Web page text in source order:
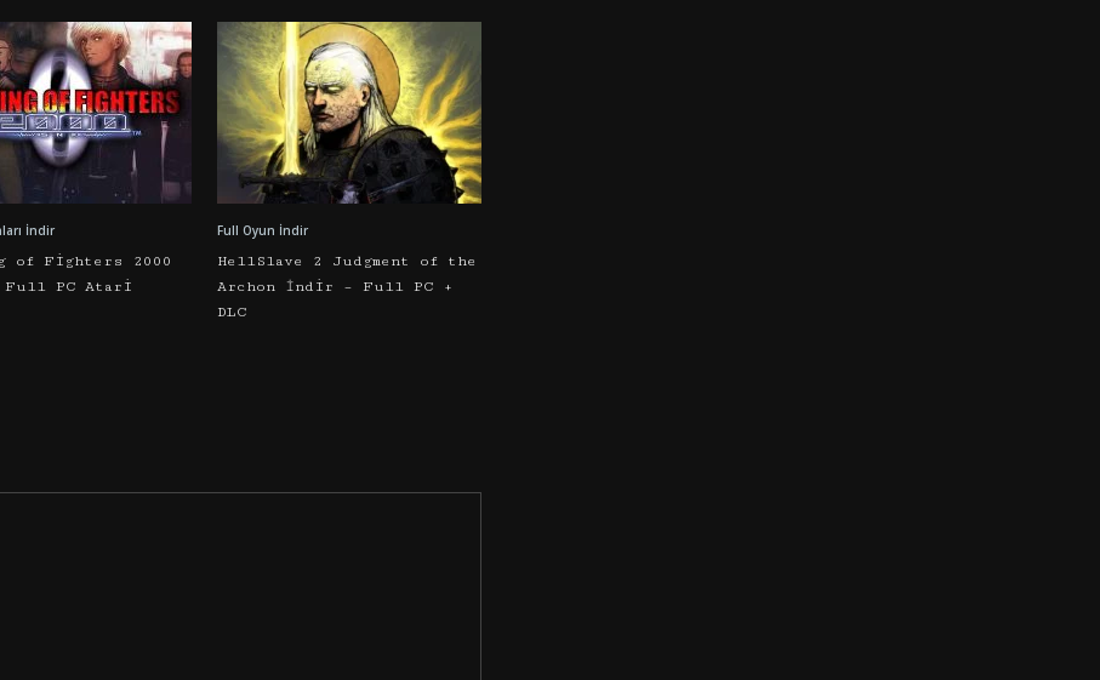
İndir
of Fighters 2000
PC Atari
Full Oyun İndir
HellSlave 2 Judgment of the
Archon İndir – Full PC +
DLC